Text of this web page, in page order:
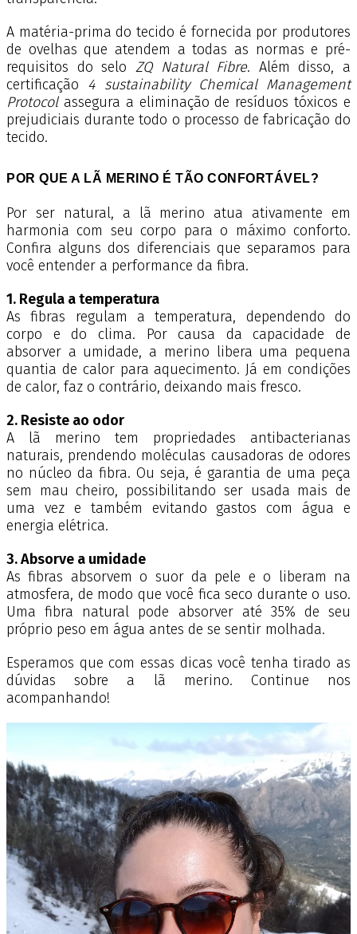
A matéria-prima do tecido é fornecida por produtores
de ovelhas que atendem a todas as normas e pré-
requisitos do selo ZQ Natural Fibre. Além disso, a
certificação 4 sustainability Chemical Management
Protocolassegura a eliminação de resíduos tóxicos e
prejudiciais durante todo o processo de fabricação do
tecido.
POR QUE A LÃ MERINO É TÃO CONFORTÁVEL?
Por ser natural, a lã merino atua ativamente em
harmonia com seu corpo para o máximo conforto.
Confira alguns dos diferenciais que separamos para
você entender a performance da fibra.
1. Regula a temperatura
As fibras regulam a temperatura, dependendo do
corpo e do clima. Por causa da capacidade de
absorver a umidade, a merino libera uma pequena
quantia de calor para aquecimento. Já em condições
de calor, faz o contrário, deixando mais fresco.
2. Resiste ao odor
A lã merino tem propriedades antibacterianas
naturais, prendendo moléculas causadoras de odores
no núcleo da fibra. Ou seja, é garantia de uma peça
sem mau cheiro, possibilitando ser usada mais de
uma vez e também evitando gastos com água e
energia elétrica.
3. Absorve a umidade
As fibras absorvem o suor da pele e o liberam na
atmosfera, de modo que você fica seco durante o uso.
Uma fibra natural pode absorver até 35% de seu
próprio peso em água antes de se sentir molhada.
Esperamos que com essas dicas você tenha tirado as
dúvidas sobre a lã merino. Continue nos
acompanhando!